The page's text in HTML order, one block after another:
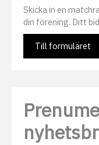
Skicka in en
din förening. Ditt
Till formuläret